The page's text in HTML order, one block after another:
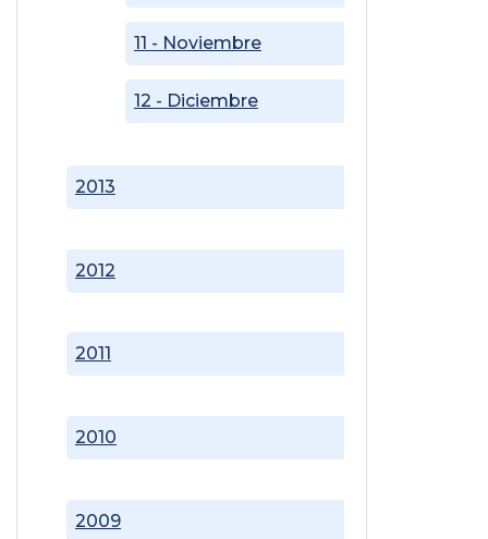
2009
2010
2011
2012
2013
11 - Noviembre
12 - Diciembre